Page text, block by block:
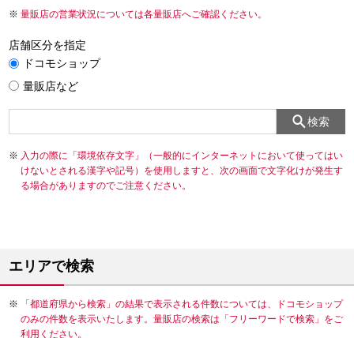
量販店の営業状況については各量販店へご確認ください。
店舗区分を指定
ドコモショップ
量販店など
検索
入力の際に「環境依存文字」（一般的にインターネットにおいて使ってはい
けないとされる漢字や記号）を使用しますと、次の画面で文字化けが発生す
る場合がありますのでご注意ください。
エリアで検索
「都道府県から検索」の結果で表示される件数については、ドコモショップ
のみの件数を表示いたします。量販店の検索は「フリーワードで検索」をご
利用ください。